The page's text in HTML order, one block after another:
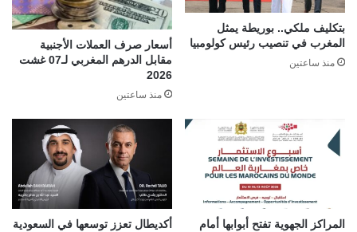
بتكليف ملكي.. بوريطة يمثل
المغرب في تنصيب رئيس كولومبيا
منذ ساعتين
أسعار صرف العملات الأجنبية
مقابل الدرهم المغربي لـ07 غشت
2026
منذ ساعتين
المراكز الجهوية تفتح أبوابها أمام
أكديطال تعزز توسعها في السعودية